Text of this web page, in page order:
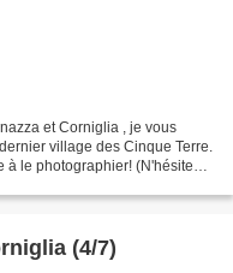
et Corniglia , je vous
village des Cinque Terre.
le photographier! (N'hésitez
(4/7)